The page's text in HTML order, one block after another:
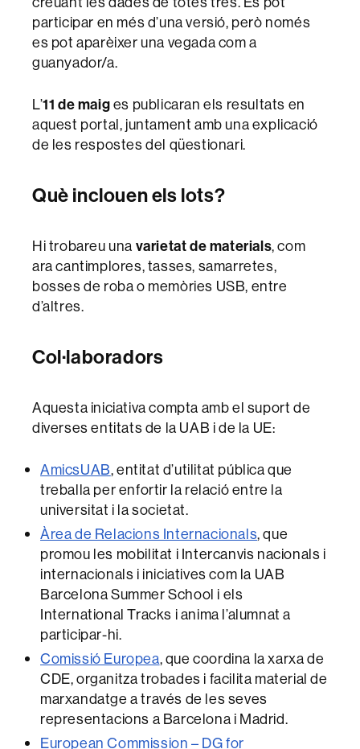
participar en més d’una versió, però només
es pot aparèixer una vegada com a
guanyador/a.
L’11 de maiges publicaran els resultats en
aquest portal, juntament amb una explicació
de les respostes del qüestionari.
Què inclouen els lots?
Hi trobareu una varietat de materials, com
ara cantimplores, tasses, samarretes,
bosses de roba o memòries USB, entre
d’altres.
Col·laboradors
Aquesta iniciativa compta amb el suport de
diverses entitats de la UAB i de la UE:
AmicsUAB, entitat d’utilitat pública que
treballa per enfortir la relació entre la
universitat i la societat.
Àrea de Relacions Internacionals, que
promou les mobilitat i Intercanvis nacionals i
internacionals i iniciatives com la UAB
Barcelona Summer School i els
International Tracks i anima l’alumnat a
participar-hi.
Comissió Europea, que coordina la xarxa de
CDE, organitza trobades i facilita material de
marxandatge a través de les seves
representacions a Barcelona i Madrid.
European Commission – DG for